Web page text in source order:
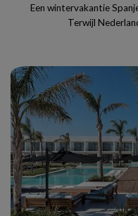
Een wintervakantie
Terwijl